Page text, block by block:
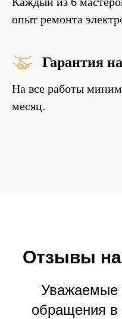
опыт ремонта
Гарантия
На все работы
месяц.
Отзывы
Уважаемые
обращения в